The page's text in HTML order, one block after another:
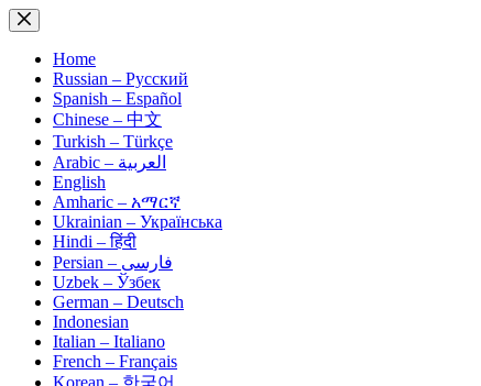
Skip
to
contentHome
Russian – Русский
Spanish – Español
Chinese – 中文
Turkish – Türkçe
Arabic – العربية
English
Amharic – አማርኛ
Ukrainian – Українська
Hindi – हिंदी
Persian – فارسی
Uzbek – Ўзбек
German – Deutsch
Indonesian
Italian – Italiano
French – Français
Korean – 한국어